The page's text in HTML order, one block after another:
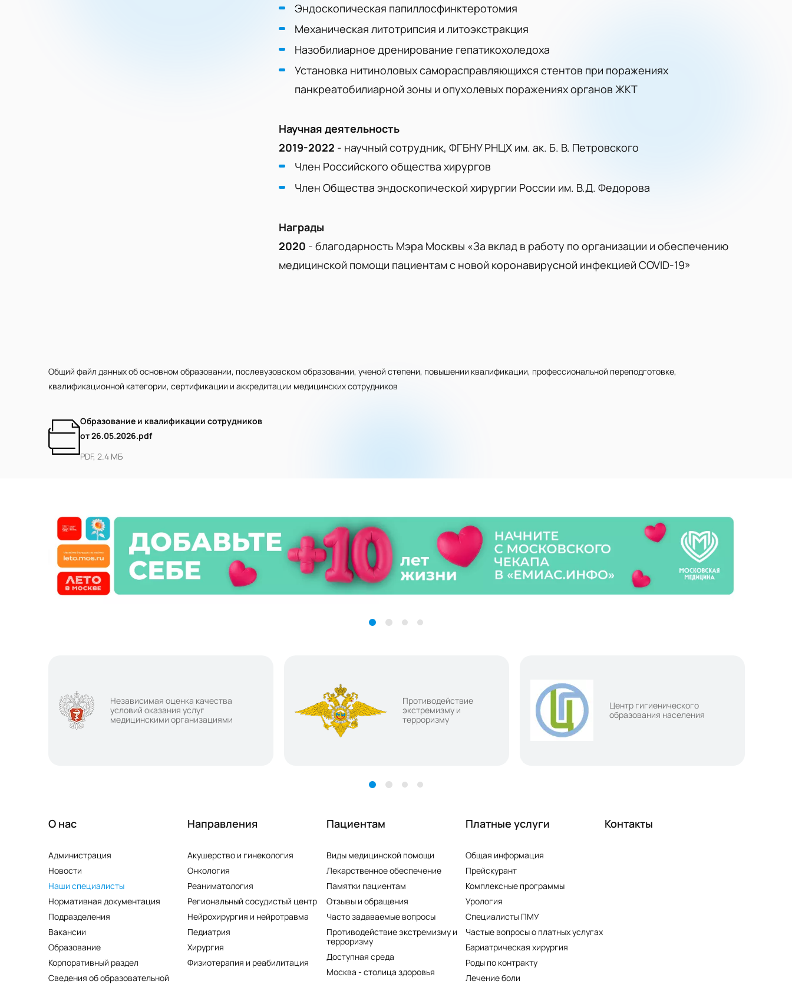
Эндоскопическая папиллосфинктеротомия
Механическая литотрипсия и литоэкстракция
Назобилиарное дренирование гепатикохоледоха
Установка нитиноловых саморасправляющихся стентов при поражениях
панкреатобилиарной зоны и опухолевых поражениях органов ЖКТ
Научная деятельность
2019-2022 - научный сотрудник, ФГБНУ РНЦХ им. ак. Б. В. Петровского
Член Российского общества хирургов
Член Общества эндоскопической хирургии России им. В.Д. Федорова
Награды
2020 - благодарность Мэра Москвы «За вклад в работу по организации и обеспечению
медицинской помощи пациентам с новой коронавирусной инфекцией COVID-19»
Общий файл данных об основном образовании, послевузовском образовании, ученой степени, повышении квалификации, профессиональной переподготовке,
квалификационной категории, сертификации и аккредитации медицинских сотрудников
Образование и квалификации сотрудников
от 26.05.2026.pdf
PDF, 2.4 МБ
Независимая оценка качества
условий оказания услуг
медицинскими организациями
Противодействие
экстремизму и
терроризму
Центр гигиенического
образования населения
О нас
Администрация
Новости
Наши специалисты
Нормативная документация
Подразделения
Вакансии
Образование
Корпоративный раздел
Сведения об образовательной
Направления
Акушерство и гинекология
Онкология
Реаниматология
Региональный сосудистый центр
Нейрохирургия и нейротравма
Педиатрия
Хирургия
Физиотерапия и реабилитация
Пациентам
Виды медицинской помощи
Лекарственное обеспечение
Памятки пациентам
Отзывы и обращения
Часто задаваемые вопросы
Противодействие экстремизму и
терроризму
Доступная среда
Москва - столица здоровья
Платные услуги
Общая информация
Прейскурант
Комплексные программы
Урология
Специалисты ПМУ
Частые вопросы о платных услугах
Бариатрическая хирургия
Роды по контракту
Лечение боли
Контакты